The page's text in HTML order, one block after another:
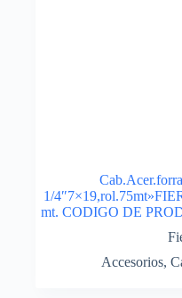
1/
mt. CODIGO DE
Accesorios,